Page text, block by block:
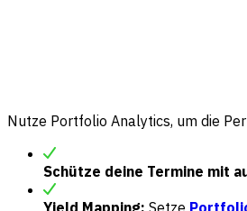
Nutze Portfolio Analytics, um die
Schütze deine Termine mit
Yield Mapping: Setze